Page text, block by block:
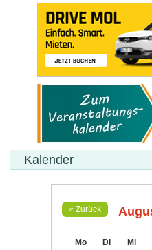
Kalender
« Zurück
Mo Di Mi